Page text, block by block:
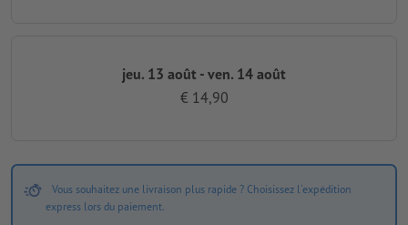
jeu. 13 août - ven. 14 août
€ 14,90
Vous souhaitez une livraison plus rapide ? Choisissez l'expédition
express lors du paiement.